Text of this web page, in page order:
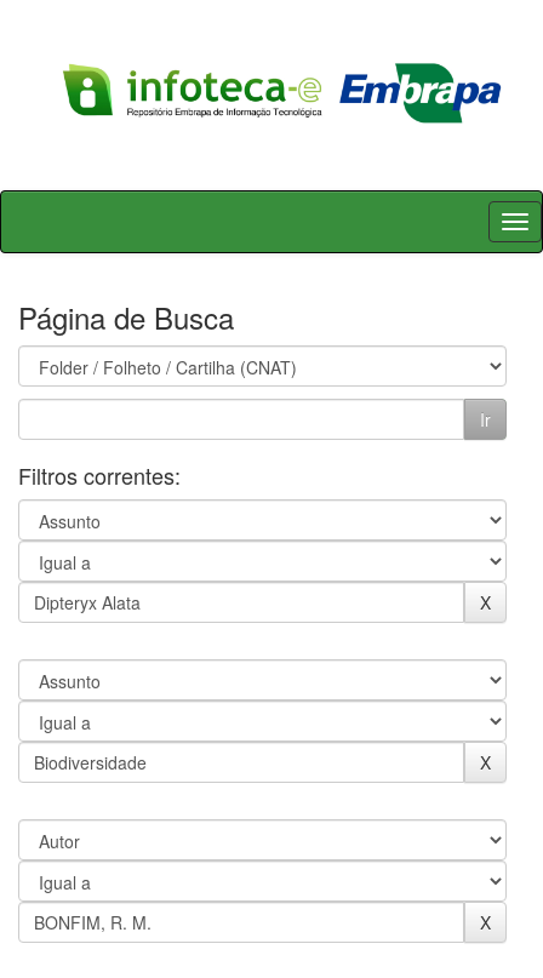
Skip
Página de Busca
Filtros correntes: